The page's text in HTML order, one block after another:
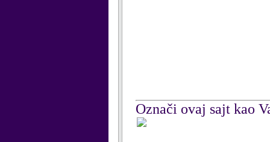
Označi ovaj sajt kao